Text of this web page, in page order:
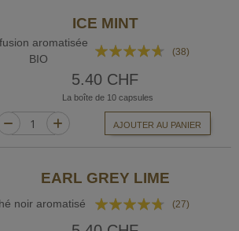
ICE MINT
aromatisée
BIO
Rating:
(38)
5.40 CHF
La boîte de 10 capsules
AJOUTER AU PANIER
EARL GREY LIME
noir aromatisé
Rating:
90%
(27)